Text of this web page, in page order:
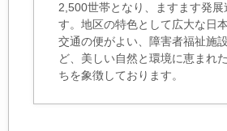
2,500世帯となり、ますます発展
す。地区の特色として広大な日
交通の便がよい、障害者福祉施
ど、美しい自然と環境に恵まれ
ちを象徴しております。